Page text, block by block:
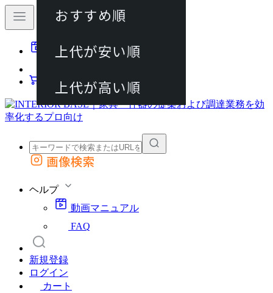
動画マニュアル
カート
外部サイトの商品をカートに追加
画像検索
ヘルプ
動画マニュアル
FAQ
新規登録
ログイン
カート
おすすめ順
上代が安い順
上代が高い順